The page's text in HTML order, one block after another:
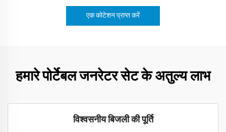
एक कोटेशन प्राप्त करें
हमारे पोर्टेबल जनरेटर सेट के अतुल्य लाभ
विश्वसनीय बिजली की पूर्ति